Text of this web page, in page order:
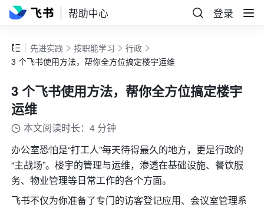
帮助中心 登录
先进实践 按职能学习
行政
3 个飞书使用方法，帮你全方位搞定楼宇运维
3 个飞书使用方法，帮你全方位搞定楼宇
运维
本文阅读时长：4 分钟
办公室恐怕是“打工人”每天待得最久的地方，更是行政的
“主战场”。楼宇的管理与运维，渗透在基础设施、餐饮服
务、物业管理等日常工作的各个方面。
飞书不仅为你准备了专门的访客登记应用、会议室管理系